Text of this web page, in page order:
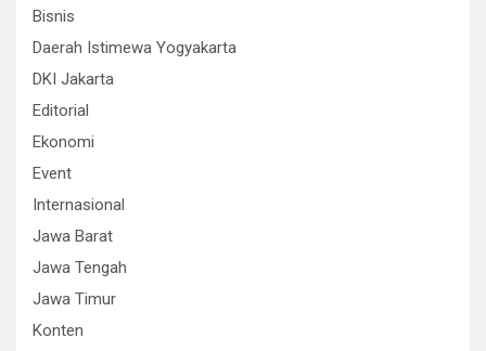
Bisnis
Daerah Istimewa Yogyakarta
DKI Jakarta
Editorial
Ekonomi
Event
Internasional
Jawa Barat
Jawa Tengah
Jawa Timur
Konten